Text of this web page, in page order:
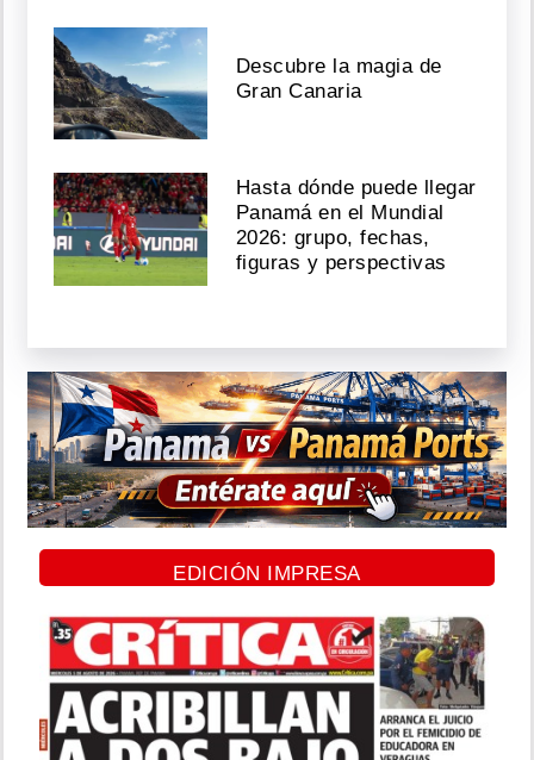
Descubre la magia de
Gran Canaria
Hasta dónde puede llegar
Panamá en el Mundial
2026: grupo, fechas,
figuras y perspectivas
EDICIÓN IMPRESA